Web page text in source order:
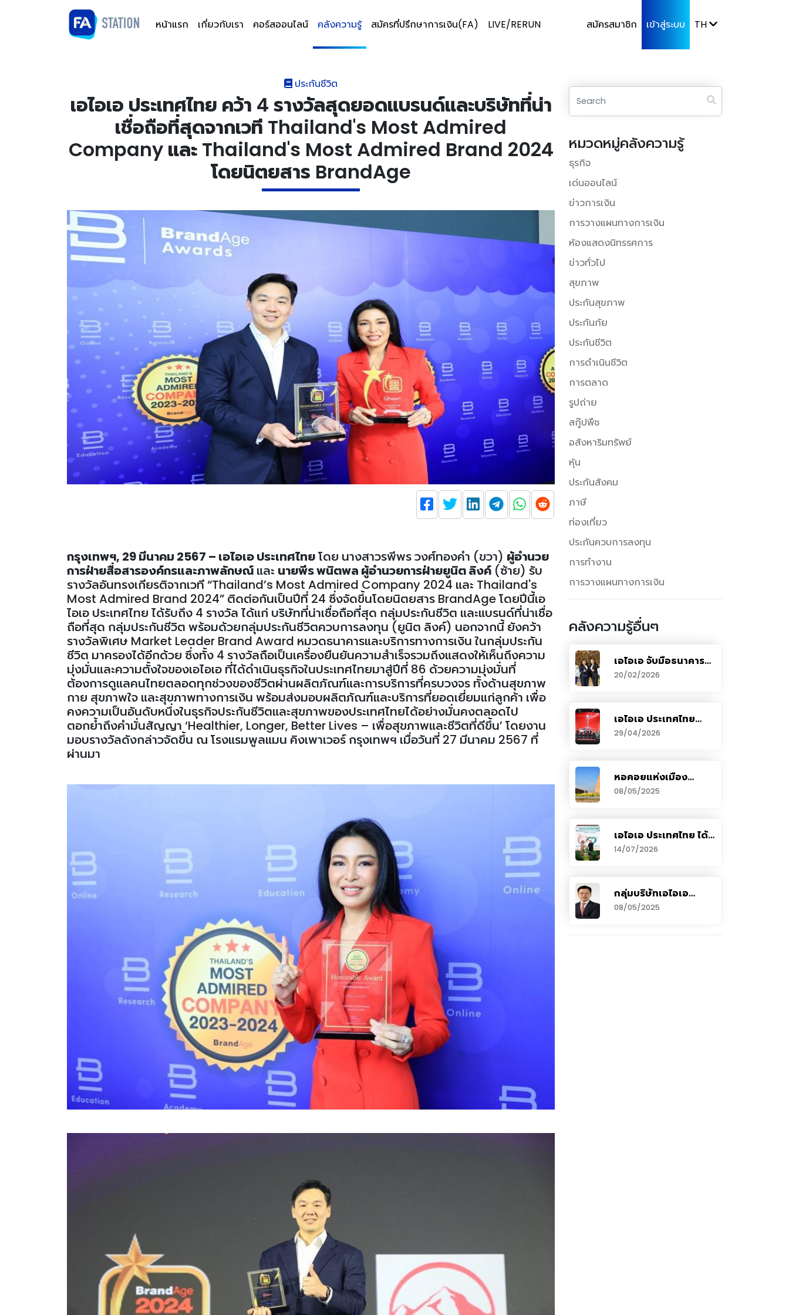
หน้าแรก เกี่ยวกับเรา คอร์สออนไลน์ คลังความรู้ สมัครที่ปรึกษาการเงิน(FA) LIVE/RERUN สมัครสมาชิก เข้าสู่ระบบ TH
ประกันชีวิต
เอไอเอ ประเทศไทย คว้า 4 รางวัลสุดยอดแบรนด์และบริษัทที่น่า
เชื่อถือที่สุดจากเวที Thailand's Most Admired
Company และ Thailand's Most Admired Brand 2024
โดยนิตยสาร BrandAge
กรุงเทพฯ, 29 มีนาคม 2567 – เอไอเอ ประเทศไทยโดย นางสาวรพีพร วงศ์ทองคำ (ขวา) ผู้อำนวย
การฝ่ายสื่อสารองค์กรและภาพลักษณ์ และ นายพีร พนิตพล ผู้อำนวยการฝ่ายยูนิต ลิงค์ (ซ้าย) รับ
รางวัลอันทรงเกียรติจากเวที “Thailand’s Most Admired Company 2024 และ Thailand's
Most Admired Brand 2024” ติดต่อกันเป็นปีที่ 24 ซึ่งจัดขึ้นโดยนิตยสาร BrandAge โดยปีนี้เอ
ไอเอ ประเทศไทย ได้รับถึง 4 รางวัล ได้แก่ บริษัทที่น่าเชื่อถือที่สุด กลุ่มประกันชีวิต และแบรนด์ที่น่าเชื่อ
ถือที่สุด กลุ่มประกันชีวิต พร้อมด้วยกลุ่มประกันชีวิตควบการลงทุน (ยูนิต ลิงค์) นอกจากนี้ ยังคว้า
รางวัลพิเศษ Market Leader Brand Award หมวดธนาคารและบริการทางการเงิน ในกลุ่มประกัน
ชีวิต มาครองได้อีกด้วย ซึ่งทั้ง 4 รางวัลถือเป็นเครื่องยืนยันความสำเร็จรวมถึงแสดงให้เห็นถึงความ
มุ่งมั่นและความตั้งใจของเอไอเอ ที่ได้ดำเนินธุรกิจในประเทศไทยมาสู่ปีที่ 86 ด้วยความมุ่งมั่นที่
ต้องการดูแลคนไทยตลอดทุกช่วงของชีวิตผ่านผลิตภัณฑ์และการบริการที่ครบวงจร ทั้งด้านสุขภาพ
กาย สุขภาพใจ และสุขภาพทางการเงิน พร้อมส่งมอบผลิตภัณฑ์และบริการที่ยอดเยี่ยมแก่ลูกค้า เพื่อ
คงความเป็นอันดับหนึ่งในธุรกิจประกันชีวิตและสุขภาพของประเทศไทยได้อย่างมั่นคงตลอดไป
ตอกย้ำถึงคำมั่นสัญญา ‘Healthier, Longer, Better Lives – เพื่อสุขภาพและชีวิตที่ดีขึ้น’ โดยงาน
มอบรางวัลดังกล่าวจัดขึ้น ณ โรงแรมพูลแมน คิงเพาเวอร์ กรุงเทพฯ เมื่อวันที่ 27 มีนาคม 2567 ที่
ผ่านมา
หมวดหมู่คลังความรู้
ธุรกิจ
เด่นออนไลน์
ข่าวการเงิน
การวางแผนทางการเงิน
ห้องแสดงนิทรรศการ
ข่าวทั่วไป
สุขภาพ
ประกันสุขภาพ
ประกันภัย
ประกันชีวิต
การดำเนินชีวิต
การตลาด
รูปถ่าย
สกู๊ปพืช
อสังหาริมทรัพย์
หุ้น
ประกันสังคม
ภาษี
ท่องเที่ยว
ประกันควบการลงทุน
การทำงาน
การวางแผนทางการเงิน
คลังความรู้อื่นๆ
เอไอเอ จับมือธนาคาร
กรุงเทพ เปิดแผน
ประกันชีวิตใหม่ มั่นใจยิ่ง
Together Save+
Bonus) ชูจุดเด่นรับเงิน
คืนก้อนใหญ่ก่อนครบ
ระยะยาว
20/02/2026
เอไอเอ ประเทศไทย
มอบรางวัลเกียรติยศแก่
สุดยอดตัวแทน “ที่สุด
Agency Awards
Presentation 2025
29/04/2026
หอคอยแห่งเมือง
โบราณคดี “ซามาร์รา”
มรดกโลกในดินแดน
08/05/2025
เอไอเอ ประเทศไทย ได้
รับรับรางวัลผู้ทำคุณ
ประโยชน์ให้แก่
ประจำปี 2569
14/07/2026
กลุ่มบริษัทเอไอเอ
แถลงผลประกอบการ
อันดีเยี่ยมประจำปี 2567
08/05/2025